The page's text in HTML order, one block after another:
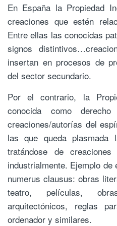
En España la Propiedad
creaciones que estén
Entre ellas las conocidas
signos
insertan en procesos de
del sector secundario.
Por el contrario, la
conocida como
creaciones/autorías del
las que queda plasmada
tratándose de
industrialmente. Ejemplo
numerus clausus: obras
teatro, películas,
arquitectónicos, reglas
ordenador y similares.